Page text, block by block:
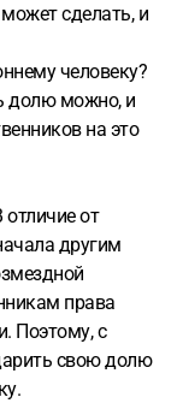
сделать, и
человеку?
долю можно, и
на это
отличие от
другим
права
Поэтому, с
свою долю